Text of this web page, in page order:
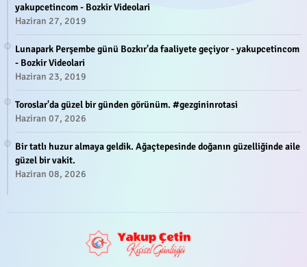
yakupcetincom - Bozkir Videolari
Haziran 27, 2019
Lunapark Perşembe günü Bozkır'da faaliyete geçiyor - yakupcetincom
- Bozkir Videolari
Haziran 23, 2019
Toroslar'da güzel bir günden görünüm. #gezgininrotasi
Haziran 07, 2026
Bir tatlı huzur almaya geldik. Ağaçtepesinde doğanın güzelliğinde aile
güzel bir vakit.
Haziran 08, 2026